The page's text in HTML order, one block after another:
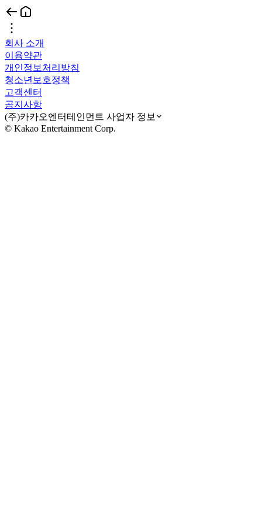
회사 소개
이용약관
개인정보처리방침
청소년보호정책
고객센터
공지사항
(주)카카오엔터테인먼트 사업자 정보
© Kakao Entertainment Corp.